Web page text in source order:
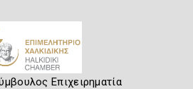
Επιχειρηματία